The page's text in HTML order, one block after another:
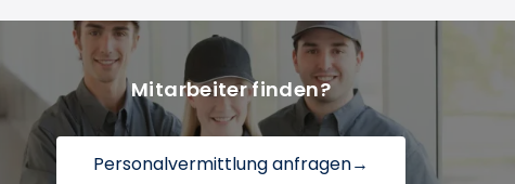
Mitarbeiter finden?
Personalvermittlung anfragen→